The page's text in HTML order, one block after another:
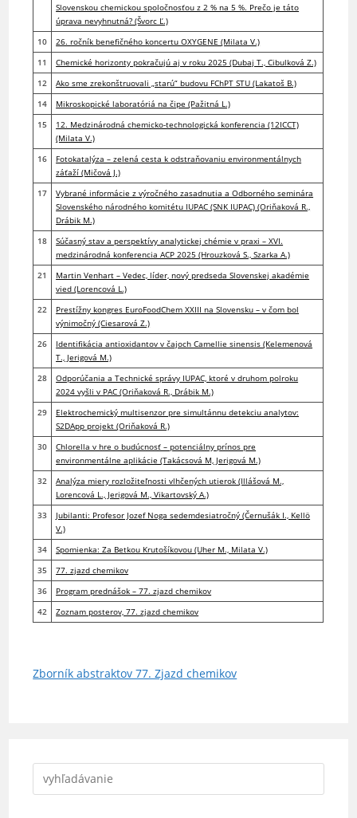
Slovenskou chemickou spoločnosťou z 2 % na 5 %. Prečo je táto
úprava nevyhnutná? (Švorc Ľ.)
10
26. ročník benefičného koncertu OXYGENE (Milata V.)
11
Chemické horizonty pokračujú aj v roku 2025 (Dubaj T., Cibulková Z.)
12
Ako sme zrekonštruovali „starú“ budovu FChPT STU (Lakatoš B.)
14
Mikroskopické laboratóriá na čipe (Pažitná L.)
15
12. Medzinárodná chemicko-technologická konferencia (12ICCT)
(Milata V.)
16
Fotokatalýza – zelená cesta k odstraňovaniu environmentálnych
záťaží (Mičová J.)
17
Vybrané informácie z výročného zasadnutia a Odborného seminára
Slovenského národného komitétu IUPAC (SNK IUPAC) (Oriňaková R.,
Drábik M.)
18
Súčasný stav a perspektívy analytickej chémie v praxi – XVI.
medzinárodná konferencia ACP 2025 (Hrouzková S., Szarka A.)
21
Martin Venhart – Vedec, líder, nový predseda Slovenskej akadémie
vied (Lorencová L.)
22
Prestížny kongres EuroFoodChem XXIII na Slovensku – v čom bol
výnimočný (Ciesarová Z.)
26
Identifikácia antioxidantov v čajoch Camellie sinensis (Kelemenová
T., Jerigová M.)
28
Odporúčania a Technické správy IUPAC, ktoré v druhom polroku
2024 vyšli v PAC (Oriňaková R., Drábik M.)
29
Elektrochemický multisenzor pre simultánnu detekciu analytov:
S2DApp projekt (Oriňaková R.)
30
Chlorella v hre o budúcnosť – potenciálny prínos pre
environmentálne aplikácie (Takácsová M, Jerigová M.)
32
Analýza miery rozložiteľnosti vlhčených utierok (Illášová M.,
Lorencová L., Jerigová M., Vikartovský A.)
33
Jubilanti: Profesor Jozef Noga sedemdesiatročný (Černušák I., Kellö
V.)
34
Spomienka: Za Betkou Krutošíkovou (Uher M., Milata V.)
35
77. zjazd chemikov
36
Program prednášok – 77. zjazd chemikov
42
Zoznam posterov, 77. zjazd chemikov
Zborník abstraktov 77. Zjazd chemikov